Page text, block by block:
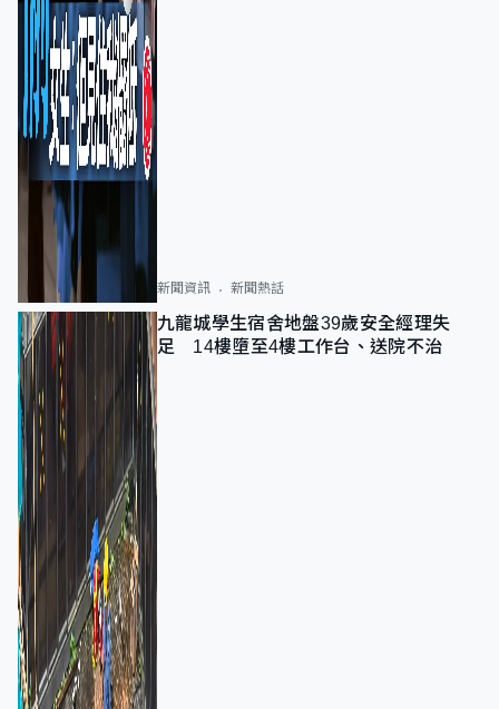
新聞資訊 新聞熱話
九龍城學生宿舍地盤39歲安全經理失
足 14樓墮至4樓工作台、送院不治